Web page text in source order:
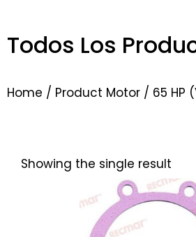
Todos Los
Home / Product Motor / 65 HP
Showing the single result